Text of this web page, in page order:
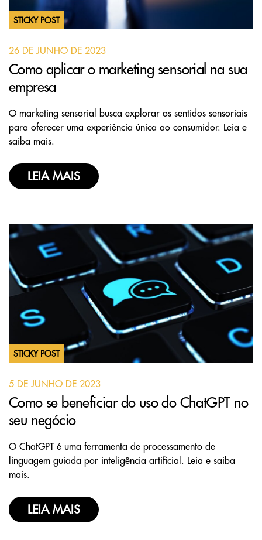
STICKY POST
26 DE JUNHO DE 2023
Como aplicar o marketing sensorial na sua
empresa
O marketing sensorial busca explorar os sentidos sensoriais
para oferecer uma experiência única ao consumidor. Leia e
saiba mais.
LEIA MAIS
STICKY POST
5 DE JUNHO DE 2023
Como se beneficiar do uso do ChatGPT no
seu negócio
O ChatGPT é uma ferramenta de processamento de
linguagem guiada por inteligência artificial. Leia e saiba
mais.
LEIA MAIS